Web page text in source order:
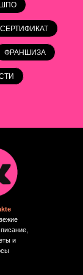
ФРАНШИЗА
и